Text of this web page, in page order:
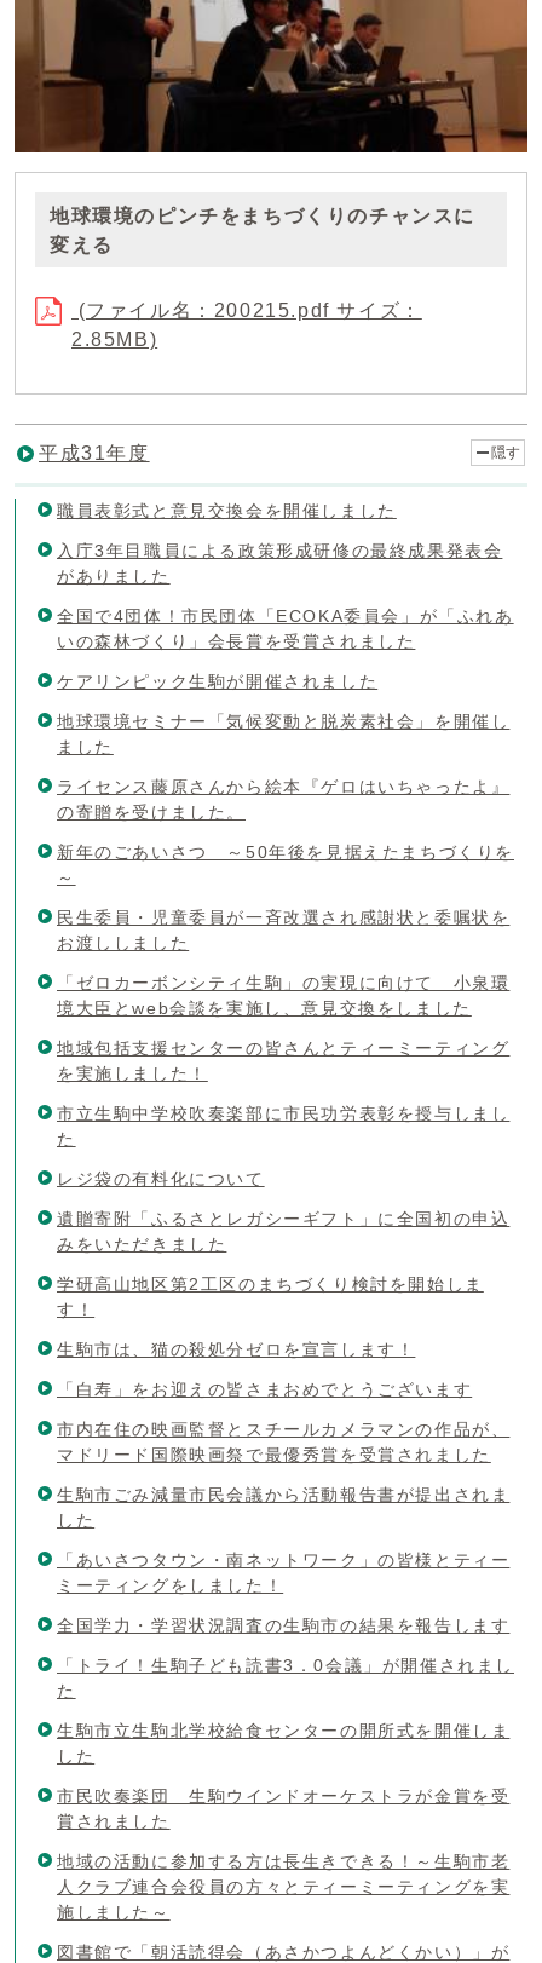
地球環境のピンチをまちづくりのチャンスに
変える
(ファイル名：200215.pdf サイズ：
2.85MB)
平成31年度 隠す
職員表彰式と意見交換会を開催しました
入庁3年目職員による政策形成研修の最終成果発表会
がありました
全国で4団体！市民団体「ECOKA委員会」が「ふれあ
いの森林づくり」会長賞を受賞されました
ケアリンピック生駒が開催されました
地球環境セミナー「気候変動と脱炭素社会」を開催し
ました
ライセンス藤原さんから絵本『ゲロはいちゃったよ』
の寄贈を受けました。
新年のごあいさつ ～50年後を見据えたまちづくりを
～
民生委員・児童委員が一斉改選され感謝状と委嘱状を
お渡ししました
「ゼロカーボンシティ生駒」の実現に向けて 小泉環
境大臣とweb会談を実施し、意見交換をしました
地域包括支援センターの皆さんとティーミーティング
を実施しました！
市立生駒中学校吹奏楽部に市民功労表彰を授与しまし
た
レジ袋の有料化について
遺贈寄附「ふるさとレガシーギフト」に全国初の申込
みをいただきました
学研高山地区第2工区のまちづくり検討を開始しま
す！
生駒市は、猫の殺処分ゼロを宣言します！
「白寿」をお迎えの皆さまおめでとうございます
市内在住の映画監督とスチールカメラマンの作品が、
マドリード国際映画祭で最優秀賞を受賞されました
生駒市ごみ減量市民会議から活動報告書が提出されま
した
「あいさつタウン・南ネットワーク」の皆様とティー
ミーティングをしました！
全国学力・学習状況調査の生駒市の結果を報告します
「トライ！生駒子ども読書3．0会議」が開催されまし
た
生駒市立生駒北学校給食センターの開所式を開催しま
した
市民吹奏楽団 生駒ウインドオーケストラが金賞を受
賞されました
地域の活動に参加する方は長生きできる！～生駒市老
人クラブ連合会役員の方々とティーミーティングを実
施しました～
図書館で「朝活読得会（あさかつよんどくかい）」が